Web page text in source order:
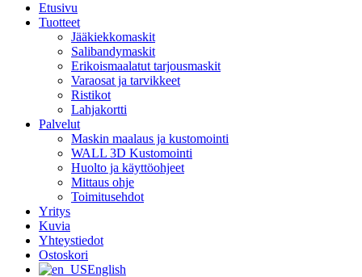
Etusivu
Tuotteet
Jääkiekkomaskit
Salibandymaskit
Erikoismaalatut tarjousmaskit
Varaosat ja tarvikkeet
Ristikot
Lahjakortti
Palvelut
Maskin maalaus ja kustomointi
WALL 3D Kustomointi
Huolto ja käyttöohjeet
Mittaus ohje
Toimitusehdot
Yritys
Kuvia
Yhteystiedot
Ostoskori
English